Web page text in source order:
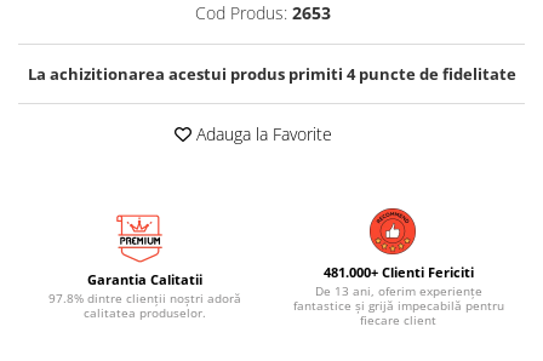
Cod Produs: 2653
La achizitionarea acestui produs primiti 4puncte de fidelitate
Adauga la Favorite
Garantia Calitatii
97.8% dintre clienții noștri adoră
calitatea produselor.
481.000+ Clienti Fericiti
De 13 ani, oferim experiențe
fantastice și grijă impecabilă pentru
fiecare client